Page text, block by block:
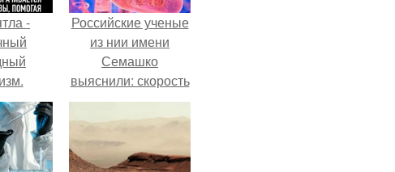
-
Российские ученые
из нии имени
Семашко
выяснили: скорость
старения напрямую
зависит от
состояния сосудов
и работы сердца.